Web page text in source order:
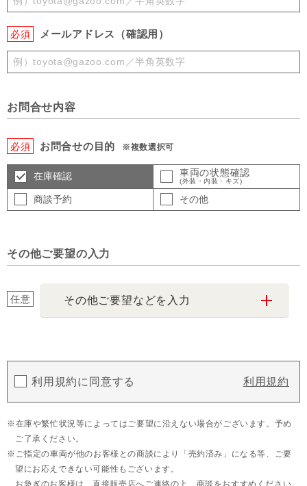
必須 メールアドレス（確認用）
お問合せ内容
必須 お問合せの目的 ※複数選択可
在庫確認 車両の状態確認
(外装・内装・キズ)
商談予約 その他
その他ご要望の入力
任意 その他ご要望などを入力
利用規約に同意する 利用規約
在庫や繁忙状況等によってはご要望に沿えない場合がございます。予め
ご了承ください。
ご指定の車両が他のお客様との商談により「売約済み」になる等、ご要
望にお応えできない可能性もございます。
お急ぎのお客様は、直接販売店へご連絡の上、商談をおすすめください。